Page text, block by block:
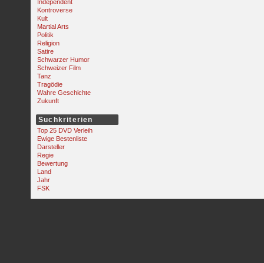
Independent
Kontroverse
Kult
Martial Arts
Politik
Religion
Satire
Schwarzer Humor
Schweizer Film
Tanz
Tragödie
Wahre Geschichte
Zukunft
Suchkriterien
Top 25 DVD Verleih
Ewige Bestenliste
Darsteller
Regie
Bewertung
Land
Jahr
FSK